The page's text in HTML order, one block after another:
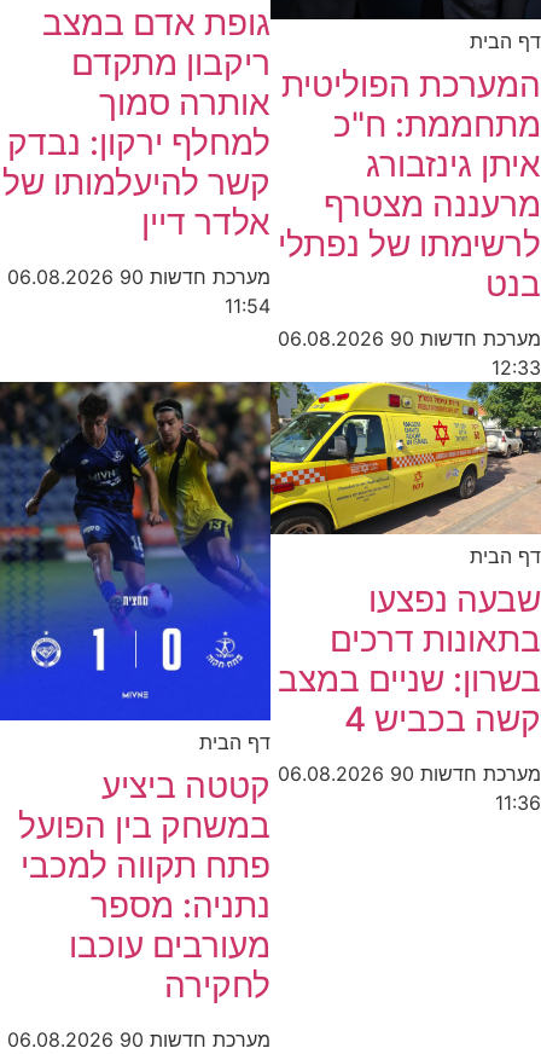
דף הבית
המערכת הפוליטית
מתחממת: ח"כ
איתן גינזבורג
מרעננה מצטרף
לרשימתו של נפתלי
בנט
מערכת חדשות 90
06.08.2026
12:33
גופת אדם במצב
ריקבון מתקדם
אותרה סמוך
למחלף ירקון: נבדק
קשר להיעלמותו של
אלדר דיין
מערכת חדשות 90
06.08.2026
11:54
דף הבית
שבעה נפצעו
בתאונות דרכים
בשרון: שניים במצב
קשה בכביש 4
מערכת חדשות 90
06.08.2026
11:36
דף הבית
קטטה ביציע
במשחק בין הפועל
פתח תקווה למכבי
נתניה: מספר
מעורבים עוכבו
לחקירה
מערכת חדשות 90
06.08.2026